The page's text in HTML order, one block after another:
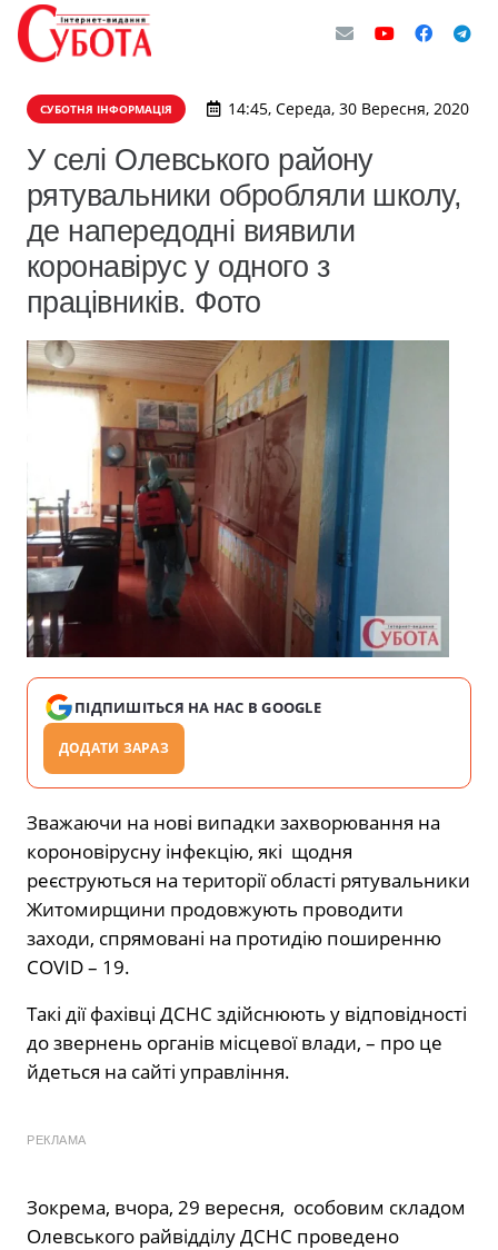
СУБОТНЯ ІНФОРМАЦІЯ 14:45, Середа, 30 Вересня, 2020
У селі Олевського району
рятувальники обробляли школу,
де напередодні виявили
коронавірус у одного з
працівників. Фото
ПІДПИШІТЬСЯ НА НАС В GOOGLE
ДОДАТИ ЗАРАЗ
Зважаючи на нові випадки захворювання на
короновірусну інфекцію, які щодня
реєструються на території області рятувальники
Житомирщини продовжують проводити
заходи, спрямовані на протидію поширенню
COVID – 19.
Такі дії фахівці ДСНС здійснюють у відповідності
до звернень органів місцевої влади, – про це
йдеться на сайті управління.
РЕКЛАМА
Зокрема, вчора, 29 вересня, особовим складом
Олевського райвідділу ДСНС проведено